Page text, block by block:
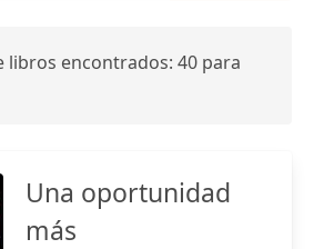
libros encontrados: 40 para
Una oportunidad
más